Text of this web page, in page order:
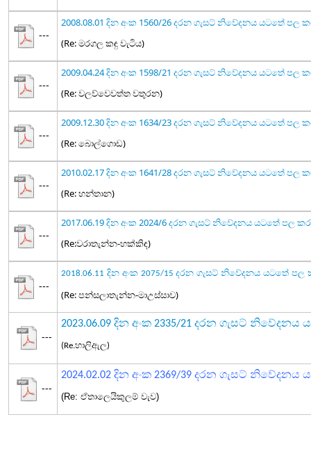
---
2008.08.01 දින අංක 1560/26 දරන ගැසට් නිවේදනය යටතේ පල
(Re: මරගල කඳු වැටිය)
---
2009.04.24 දින අංක 1598/21 දරන ගැසට් නිවේදනය යටතේ පල
(Re: වලව්වෙවත්ත වතුරන)
---
2009.12.30 දින අංක 1634/23 දරන ගැසට් නිවේදනය යටතේ පල
(Re: බොල්ගොඩ)
---
2010.02.17 දින අංක 1641/28 දරන ගැසට් නිවේදනය යටතේ පල
(Re: හන්තාන)
---
2017.06.19 දින අංක 2024/6 දරන ගැසට් නිවේදනය යටතේ පල
(Re:වරාතැන්න-හක්කිඳ)
---
2018.06.11 දින අංක 2075/15 දරන ගැසට් නිවේදනය යටතේ පල
(Re: පන්සලාතැන්න-මාඋස්සාව)
---
2023.06.09 දින අංක 2335/21 දරන ගැසට්
(Re.හාලිඇල)
---
2024.02.02 දින අංක 2369/39 දරන ගැසට් නිවේදනය
(Re: ඒතාලෙයිකුලම් වැව)